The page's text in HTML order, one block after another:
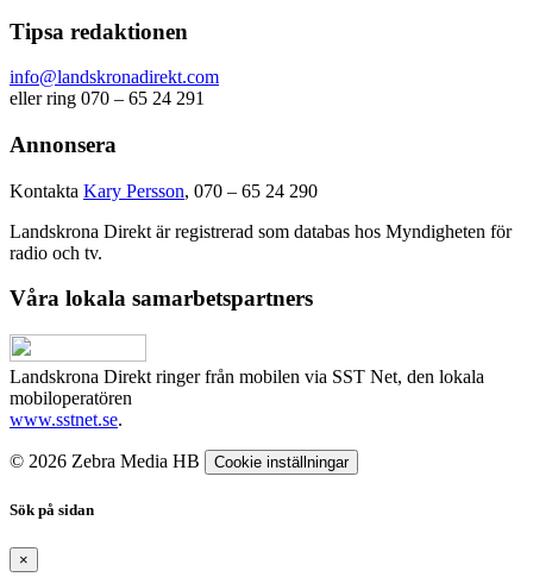
Tipsa redaktionen
info@landskronadirekt.com
eller ring 070 – 65 24 291
Annonsera
Kontakta Kary Persson, 070 – 65 24 290
Landskrona Direkt är registrerad som databas hos Myndigheten för
radio och tv.
Våra lokala samarbetspartners
Landskrona Direkt ringer från mobilen via SST Net, den lokala
mobiloperatören
www.sstnet.se.
© 2026 Zebra Media HB Cookie inställningar
Sök på sidan
×